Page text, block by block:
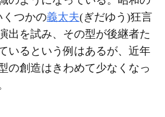
くつかの義太夫(ぎだゆう)狂言
出を試み、その型が後継者た
いるという例はあるが、近年
の創造はきわめて少なくなっ